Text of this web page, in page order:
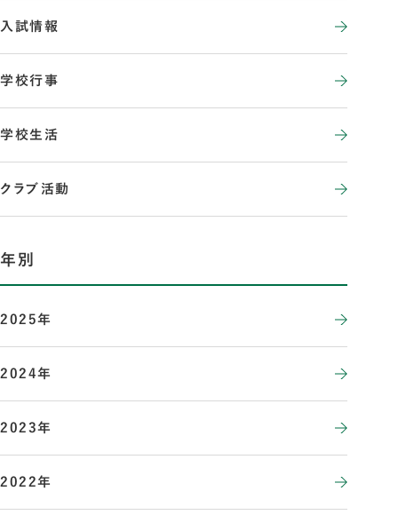
入試情報
学校行事
学校生活
クラブ活動
年別
2025年
2024年
2023年
2022年